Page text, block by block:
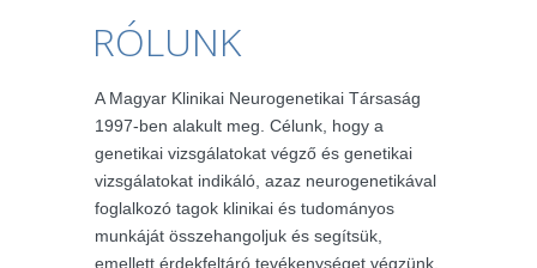
RÓLUNK
A Magyar Klinikai Neurogenetikai Társaság
1997-ben alakult meg. Célunk, hogy a
genetikai vizsgálatokat végző és genetikai
vizsgálatokat indikáló, azaz neurogenetikával
foglalkozó tagok klinikai és tudományos
munkáját összehangoljuk és segítsük,
emellett érdekfeltáró tevékenységet végzünk,